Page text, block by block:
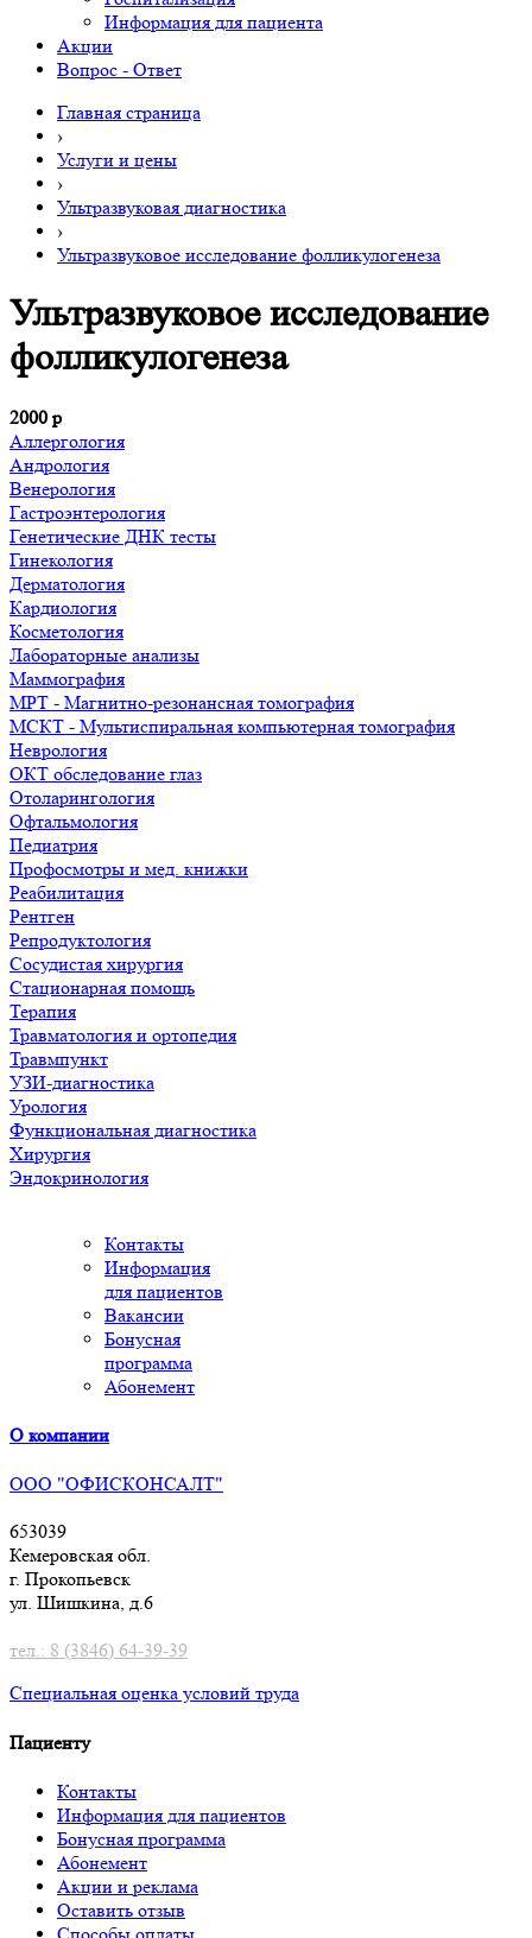
Информация для пациента
Акции
Вопрос - Ответ
Главная страница
›
Услуги и цены
›
Ультразвуковая диагностика
›
Ультразвуковое исследование фолликулогенеза
Ультразвуковое исследование
фолликулогенеза
2000 р
Аллергология
Андрология
Венерология
Гастроэнтерология
Генетические ДНК тесты
Гинекология
Дерматология
Кардиология
Косметология
Лабораторные анализы
Маммография
МРТ - Магнитно-резонансная томография
МСКТ - Мультиспиральная компьютерная томография
Неврология
ОКТ обследование глаз
Отоларингология
Офтальмология
Педиатрия
Профосмотры и мед. книжки
Реабилитация
Рентген
Репродуктология
Сосудистая хирургия
Стационарная помощь
Терапия
Травматология и ортопедия
Травмпункт
УЗИ-диагностика
Урология
Функциональная диагностика
Хирургия
Эндокринология
Контакты
Информация
для пациентов
Вакансии
Бонусная
программа
Абонемент
О компании
ООО "ОФИСКОНСАЛТ"
653039
Кемеровская обл.
г. Прокопьевск
ул. Шишкина, д.6
тел.: 8 (3846) 64-39-39
Специальная оценка условий труда
Пациенту
Контакты
Информация для пациентов
Бонусная программа
Абонемент
Акции и реклама
Оставить отзыв